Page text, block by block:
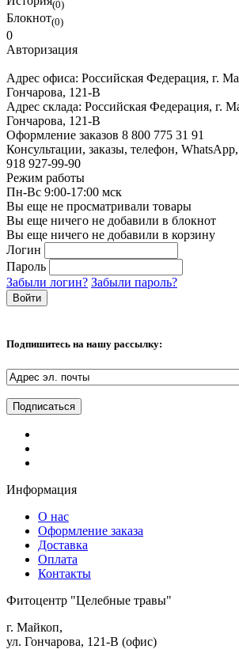
(0)
Блокнот(0)
0
Авторизация
Адрес офиса: Российская Федерация, г.
Гончарова, 121-В
Адрес склада: Российская Федерация, г.
Гончарова, 121-В
Оформление заказов 8 800 775 31 91
Консультации, заказы, телефон,
918 927-99-90
Режим работы
Пн-Вс 9:00-17:00 мск
Вы еще не просматривали товары
Вы еще ничего не добавили в блокнот
Вы еще ничего не добавили в корзину
Логин
Пароль
Забыли логин? Забыли пароль?
Подпишитесь на нашу рассылку:
Информация
О нас
Оформление заказа
Доставка
Оплата
Контакты
Фитоцентр "Целебные травы"
г. Майкоп,
ул. Гончарова, 121-В (офис)